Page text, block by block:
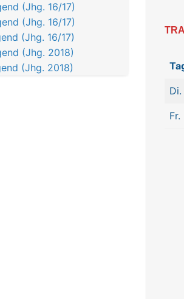
(Jhg. 16/17)
(Jhg. 16/17)
(Jhg. 16/17)
(Jhg. 2018)
(Jhg. 2018)
Di.
Fr.